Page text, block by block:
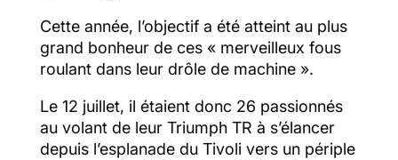
Cette année, l’objectif a été atteint au plus
grand bonheur de ces « merveilleux fous
roulant dans leur drôle de machine ».
Le 12 juillet, il étaient donc 26 passionnés
au volant de leur Triumph TR à s’élancer
depuis l’esplanade du Tivoli vers un périple